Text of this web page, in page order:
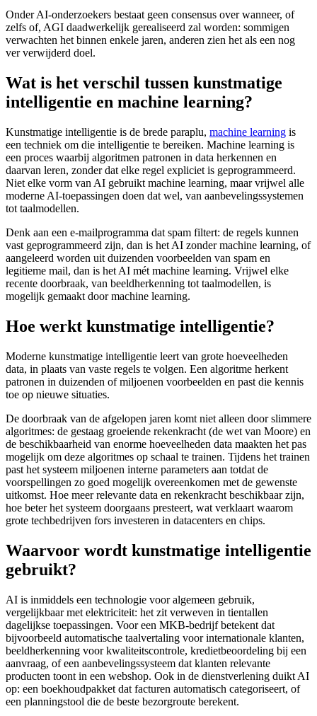
Onder AI-onderzoekers bestaat geen consensus over wanneer, of
zelfs of, AGI daadwerkelijk gerealiseerd zal worden: sommigen
verwachten het binnen enkele jaren, anderen zien het als een nog
ver verwijderd doel.
Wat is het verschil tussen kunstmatige
intelligentie en machine learning?
Kunstmatige intelligentie is de brede paraplu, machine learning is
een techniek om die intelligentie te bereiken. Machine learning is
een proces waarbij algoritmen patronen in data herkennen en
daarvan leren, zonder dat elke regel expliciet is geprogrammeerd.
Niet elke vorm van AI gebruikt machine learning, maar vrijwel alle
moderne AI-toepassingen doen dat wel, van aanbevelingssystemen
tot taalmodellen.
Denk aan een e-mailprogramma dat spam filtert: de regels kunnen
vast geprogrammeerd zijn, dan is het AI zonder machine learning, of
aangeleerd worden uit duizenden voorbeelden van spam en
legitieme mail, dan is het AI mét machine learning. Vrijwel elke
recente doorbraak, van beeldherkenning tot taalmodellen, is
mogelijk gemaakt door machine learning.
Hoe werkt kunstmatige intelligentie?
Moderne kunstmatige intelligentie leert van grote hoeveelheden
data, in plaats van vaste regels te volgen. Een algoritme herkent
patronen in duizenden of miljoenen voorbeelden en past die kennis
toe op nieuwe situaties.
De doorbraak van de afgelopen jaren komt niet alleen door slimmere
algoritmes: de gestaag groeiende rekenkracht (de wet van Moore) en
de beschikbaarheid van enorme hoeveelheden data maakten het pas
mogelijk om deze algoritmes op schaal te trainen. Tijdens het trainen
past het systeem miljoenen interne parameters aan totdat de
voorspellingen zo goed mogelijk overeenkomen met de gewenste
uitkomst. Hoe meer relevante data en rekenkracht beschikbaar zijn,
hoe beter het systeem doorgaans presteert, wat verklaart waarom
grote techbedrijven fors investeren in datacenters en chips.
Waarvoor wordt kunstmatige intelligentie
gebruikt?
AI is inmiddels een technologie voor algemeen gebruik,
vergelijkbaar met elektriciteit: het zit verweven in tientallen
dagelijkse toepassingen. Voor een MKB-bedrijf betekent dat
bijvoorbeeld automatische taalvertaling voor internationale klanten,
beeldherkenning voor kwaliteitscontrole, kredietbeoordeling bij een
aanvraag, of een aanbevelingssysteem dat klanten relevante
producten toont in een webshop. Ook in de dienstverlening duikt AI
op: een boekhoudpakket dat facturen automatisch categoriseert, of
een planningstool die de beste bezorgroute berekent.